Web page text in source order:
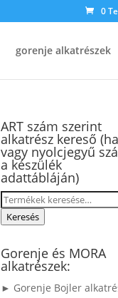
0
gorenje alkatrészek
ART szám szerint
alkatrész kereső
vagy nyolcjegyű
a készülék
adattábláján)
Keresés
a Keresés
Gorenje és MORA
alkatrészek:
► Gorenje Bojler